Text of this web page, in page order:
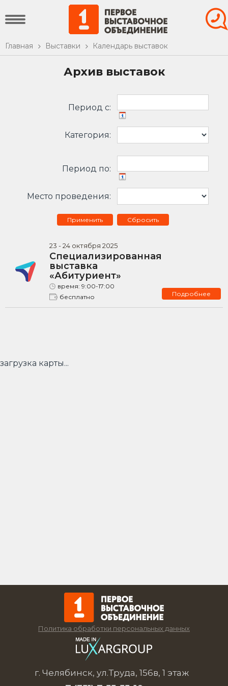
Главная Выставки Календарь выставок
Архив выставок
Период c:
Категория:
Период по:
Место проведения:
Сбросить
23 -24 октября 2025
Специализированная
выставка
«Абитуриент»
время: 9:00-17:00
бесплатно
Подробнее
загрузка карты...
Политика обработки персональных данных
г. Челябинск, ул.Труда, 156в, 1 этаж